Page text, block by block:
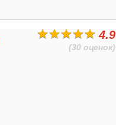
4.9
(30 оценок)